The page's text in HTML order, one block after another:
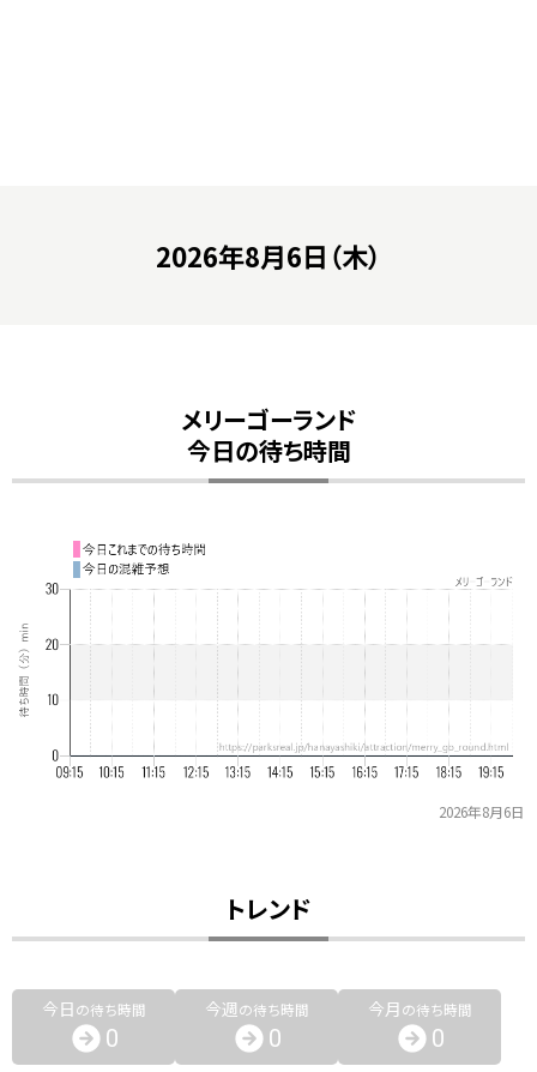
2026年8月6日（木）
メリーゴーランド
今日の待ち時間
2026年8月6日
トレンド
今日の待ち時間
0
今週の待ち時間
0
今月の待ち時間
0